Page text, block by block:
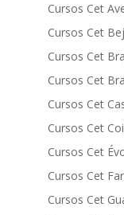
Cursos Cet
Cursos Cet
Cursos Cet
Cursos Cet
Cursos Cet
Cursos Cet
Cursos Cet
Cursos Cet
Cursos Cet